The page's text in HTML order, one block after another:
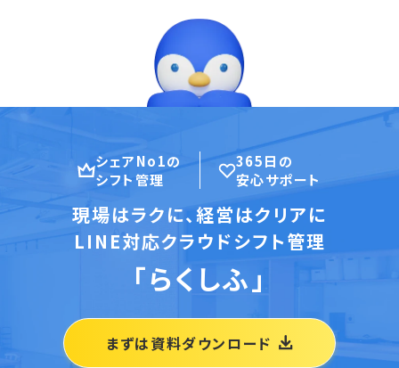
シェアNo1の
シフト管理
365日の
安心サポート
現場はラクに、経営はクリアに
LINE対応クラウドシフト管理
「らくしふ」
まずは資料ダウンロード